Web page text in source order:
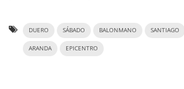
DUERO SÁBADO BALONMANO SANTIAGO
ARANDA EPICENTRO